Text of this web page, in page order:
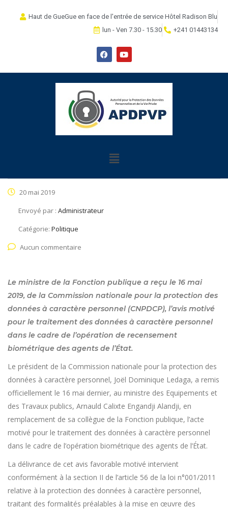
Haut de GueGue en face de l'entrée de service Hôtel Radison Blu
lun - Ven 7.30 - 15.30
+241 01443134
20 mai 2019
Envoyé par : Administrateur
Catégorie: Politique
Aucun commentaire
Le ministre de la Fonction publique a reçu le 16 mai
2019, de la Commission nationale pour la protection des
données à caractère personnel (CNPDCP), l’avis motivé
pour le traitement des données à caractère personnel
dans le cadre de l’opération de recensement
biométrique des agents de l’État.
Le président de la Commission nationale pour la protection des
données à caractère personnel, Joël Dominique Ledaga, a remis
officiellement le 16 mai dernier, au ministre des Equipements et
des Travaux publics, Arnauld Calixte Engandji Alandji, en
remplacement de sa collègue de la Fonction publique, l’acte
motivé pour le traitement des données à caractère personnel
dans le cadre de l’opération biométrique des agents de l’État.
La délivrance de cet avis favorable motivé intervient
conformément à la section II de l’article 56 de la loi n°001/2011
relative à la protection des données à caractère personnel,
traitant des formalités préalables à la mise en œuvre des